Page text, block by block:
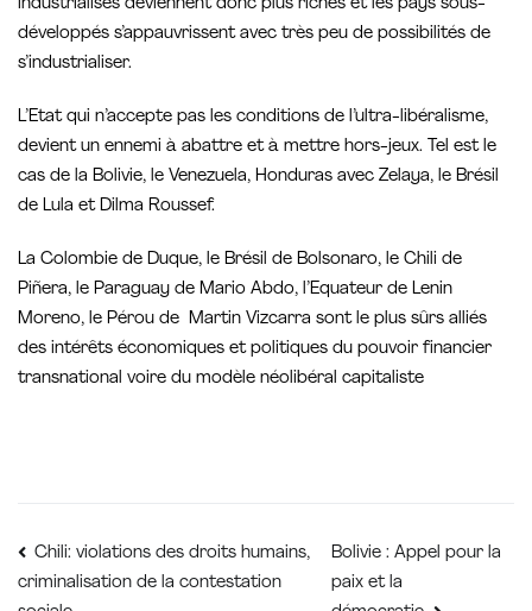
industrialisés deviennent donc plus riches et les pays sous-
développés s’appauvrissent avec très peu de possibilités de
s’industrialiser.
L’Etat qui n’accepte pas les conditions de l’ultra-libéralisme,
devient un ennemi à abattre et à mettre hors-jeux. Tel est le
cas de la Bolivie, le Venezuela, Honduras avec Zelaya, le Brésil
de Lula et Dilma Roussef.
La Colombie de Duque, le Brésil de Bolsonaro, le Chili de
Piñera, le Paraguay de Mario Abdo, l’Equateur de Lenin
Moreno, le Pérou de Martin Vizcarra sont le plus sûrs alliés
des intérêts économiques et politiques du pouvoir financier
transnational voire du modèle néolibéral capitaliste
Navigation
Chili: violations des droits humains,
criminalisation de la contestation
Bolivie : Appel pour la
paix et la